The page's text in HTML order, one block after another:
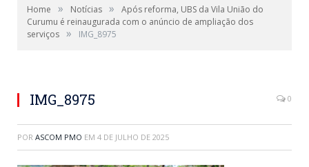
Home » Notícias »
Após reforma, UBS da Vila União do
Curumu é reinaugurada com o anúncio de ampliação dos
serviços » IMG_8975
IMG_8975 0
POR ASCOM PMO EM 4 DE JULHO DE 2025